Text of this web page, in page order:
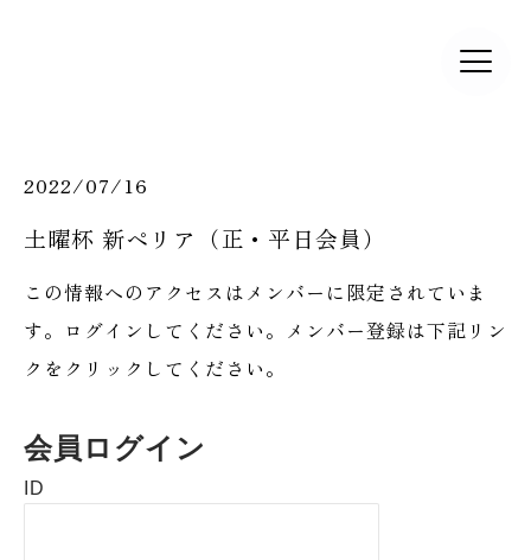
2022/07/16
​土曜杯 新ペリア（正・平日会員）
この情報へのアクセスはメンバーに限定されていま
す。ログインしてください。メンバー登録は下記リン
クをクリックしてください。
会員ログイン
ID